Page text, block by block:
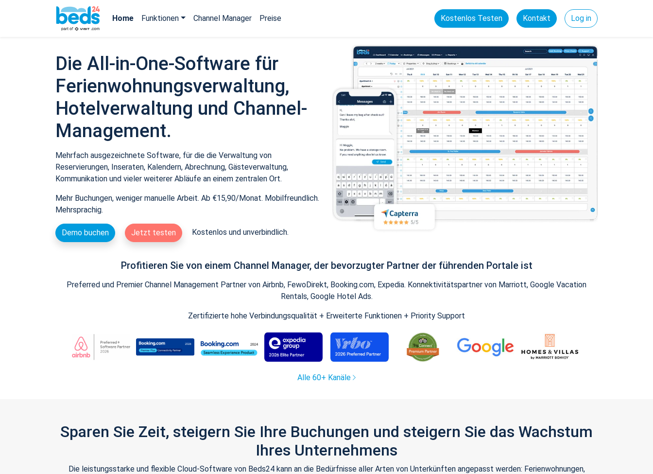
Home Funktionen Channel Manager Preise Kostenlos Testen Kontakt Log in
Die All-in-One-Software für
Ferienwohnungsverwaltung,
Hotelverwaltung und Channel-
Management.
Mehrfach ausgezeichnete Software, für die die Verwaltung von
Reservierungen, Inseraten, Kalendern, Abrechnung, Gästeverwaltung,
Kommunikation und vieler weiterer Abläufe an einem zentralen Ort.
Mehr Buchungen, weniger manuelle Arbeit. Ab €15,90/Monat. Mobilfreundlich.
Mehrsprachig.
Demo buchen Jetzt testen Kostenlos und unverbindlich.
Profitieren Sie von einem Channel Manager, der bevorzugter Partner der führenden Portale ist
Preferred und Premier Channel Management Partner von Airbnb, FewoDirekt, Booking.com, Expedia. Konnektivitätspartner von Marriott, Google Vacation
Rentals, Google Hotel Ads.
Zertifizierte hohe Verbindungsqualität + Erweiterte Funktionen + Priority Support
Alle 60+ Kanäle
Sparen Sie Zeit, steigern Sie Ihre Buchungen und steigern Sie das Wachstum
Ihres Unternehmens
Die leistungsstarke und flexible Cloud-Software von Beds24 kann an die Bedürfnisse aller Arten von Unterkünften angepasst werden: Ferienwohnungen,